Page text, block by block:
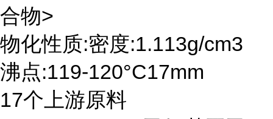
合物>
物化性质:密度:1.113g/cm3
沸点:119-120°C17mm
17个上游原料